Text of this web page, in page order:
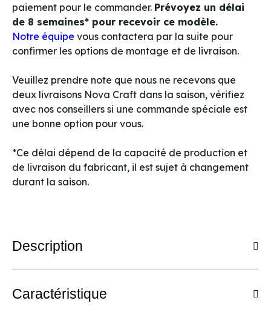
Description
Caractéristique
paiement pour le commander. Prévoyez un délai
de 8 semaines* pour recevoir ce modèle.
Notre équipe vous contactera par la suite pour
confirmer les options de montage et de livraison.
Veuillez prendre note que nous ne recevons que
deux livraisons Nova Craft dans la saison, vérifiez
avec nos conseillers si une commande spéciale est
une bonne option pour vous.
*Ce délai dépend de la capacité de production et
de livraison du fabricant, il est sujet à changement
durant la saison.